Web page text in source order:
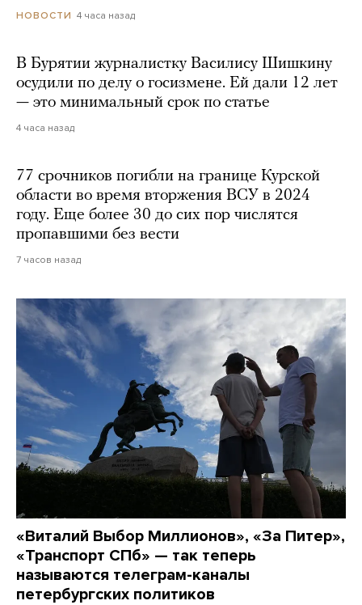
НОВОСТИ 4 часа назад
В Бурятии журналистку Василису Шишкину
осудили по делу о госизмене. Ей дали 12 лет
— это минимальный срок по статье
4 часа назад
77 срочников погибли на границе Курской
области во время вторжения ВСУ в 2024
году. Еще более 30 до сих пор числятся
пропавшими без вести
7 часов назад
«Виталий Выбор Миллионов», «За Питер»,
«Транспорт СПб» — так теперь
называются телеграм-каналы
петербургских политиков